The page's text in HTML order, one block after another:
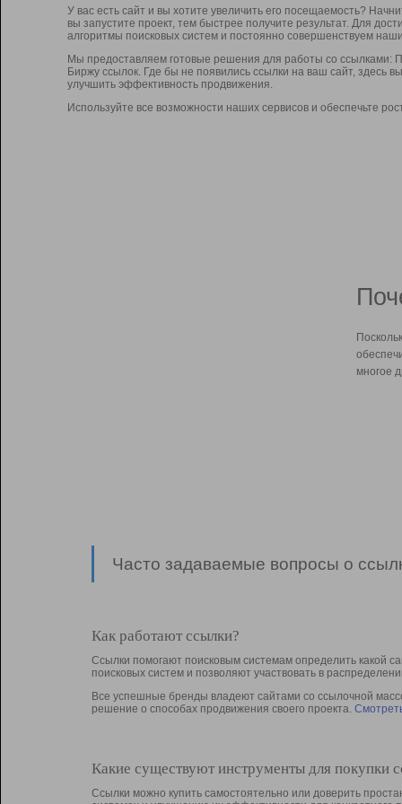
У вас есть сайт и вы хотите увеличить его посещаемость?
вы запустите проект, тем быстрее получите результат. Для
алгоритмы поисковых систем и постоянно совершенствуем
Мы предоставляем готовые решения для работы со ссылками:
Биржу ссылок. Где бы не появились ссылки на ваш сайт, здесь
улучшить эффективность продвижения.
Используйте все возможности наших сервисов и обеспечьте
многое
Часто задаваемые вопросы о
Как работают ссылки?
Ссылки помогают поисковым системам определить какой
поисковых систем и позволяют участвовать в
Все успешные бренды владеют сайтами со ссылочной
решение о способах продвижения своего проекта.
Какие существуют инструменты для покупки
Ссылки можно купить самостоятельно или доверить